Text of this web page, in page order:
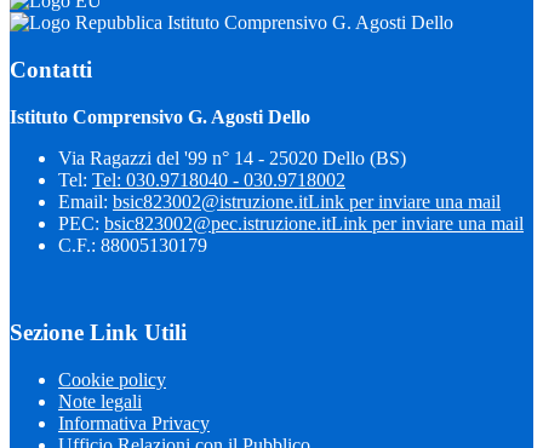
Istituto Comprensivo G. Agosti Dello
Contatti
Istituto Comprensivo G. Agosti Dello
Via Ragazzi del '99 n° 14 - 25020 Dello (BS)
Tel: Tel: 030.9718040 - 030.9718002
Email: bsic823002@istruzione.itLink per inviare una mail
PEC: bsic823002@pec.istruzione.itLink per inviare una mail
C.F.: 88005130179
Sezione Link Utili
Cookie policy
Note legali
Informativa Privacy